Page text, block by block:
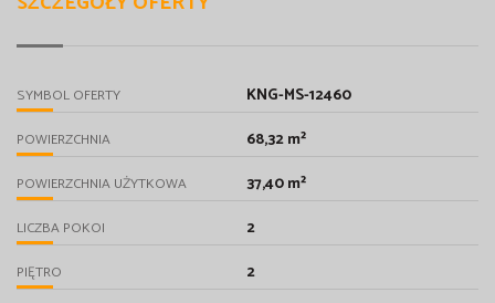
SYMBOL OFERTY KNG-MS-12460
POWIERZCHNIA 68,32 m²
POWIERZCHNIA UŻYTKOWA 37,40 m²
LICZBA POKOI 2
PIĘTRO 2